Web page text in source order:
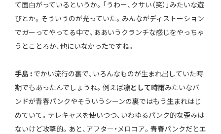
て面白がっているというか。「うわー、クサい（笑）」みたいな遊
びとか。そういうのが光っていた。みんながディストーション
でガーってやってる中で、ああいうクランチな感じをやっちゃ
うとことろか、他にいなかったですね。
手島 : でかい流行の裏で、いろんなものが生まれ出していた時
期でもあったんでしょうね。例えば凛として時雨みたいなバ
ンドが青春パンクやそういうシーンの裏ではもう生まれはじ
めていて。テレキャスを使いつつ、いわゆるパンク的な歪みは
ないけど攻撃的。あと、アフター・メロコア。青春パンクだとエ